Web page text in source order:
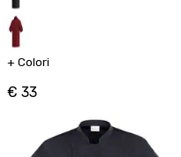
+ Colori
€ 33